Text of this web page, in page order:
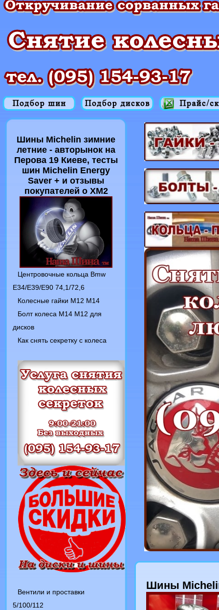
Шины Michelin зимние
летние - авторынок на
Перова 19 Киеве, тесты
шин Michelin Energy
Saver + и отзывы
покупателей о XM2
Центровочные кольца Bmw
E34/E39/E90 74,1/72,6
Колесные гайки M12 M14
Болт колеса M14 M12 для
дисков
Как снять секретку с колеса
Вентили и проставки
5/100/112
Шины